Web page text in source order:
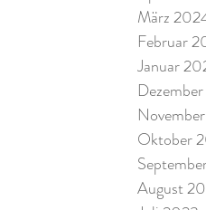
März
Februar
Januar
Oktober
August